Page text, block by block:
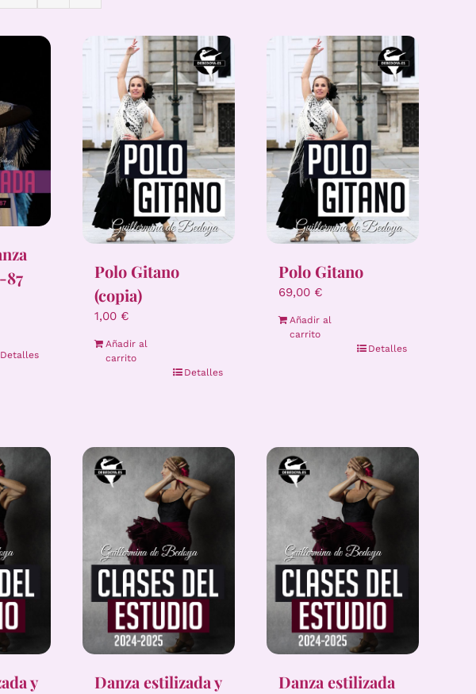
87
Detalles
Polo Gitano
(copia)
1,00 €
Añadir al
carrito
Detalles
Polo Gitano
69,00 €
Añadir al
carrito
Detalles
y
Danza estilizada y
Danza estilizada